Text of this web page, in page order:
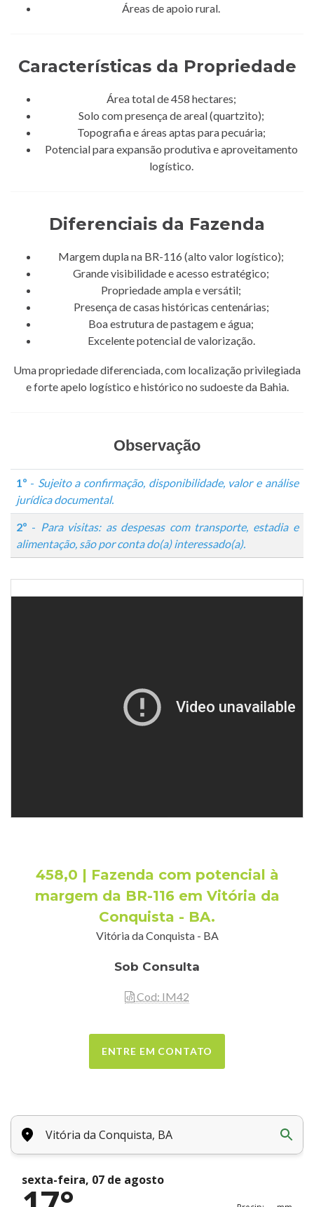
Áreas de apoio rural.
Características da Propriedade
Área total de 458 hectares;
Solo com presença de areal (quartzito);
Topografia e áreas aptas para pecuária;
Potencial para expansão produtiva e aproveitamento
logístico.
Diferenciais da Fazenda
Margem dupla na BR-116 (alto valor logístico);
Grande visibilidade e acesso estratégico;
Propriedade ampla e versátil;
Presença de casas históricas centenárias;
Boa estrutura de pastagem e água;
Excelente potencial de valorização.
Uma propriedade diferenciada, com localização privilegiada
e forte apelo logístico e histórico no sudoeste da Bahia.
Observação
1º - Sujeito a confirmação, disponibilidade, valor e análise
jurídica documental.
2º - Para visitas: as despesas com transporte, estadia e
alimentação, são por conta do(a) interessado(a).
458,0 | Fazenda com potencial à
margem da BR-116 em Vitória da
Conquista - BA.
Vitória da Conquista - BA
Sob Consulta
Cod: IM42
ENTRE EM CONTATO